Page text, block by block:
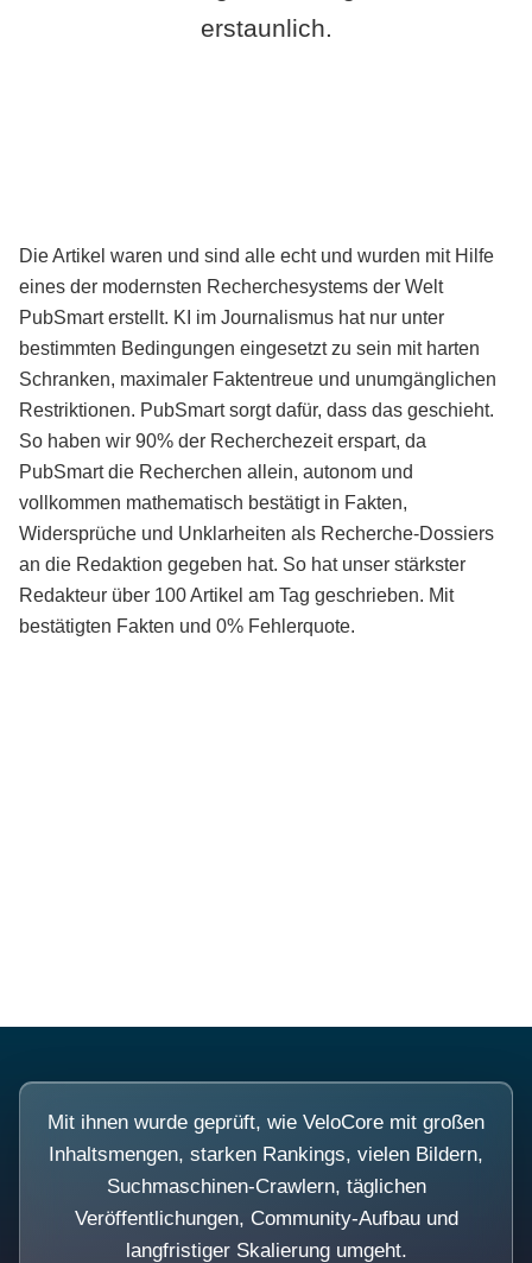
erstaunlich.
Die Artikel waren und sind alle echt und wurden mit Hilfe
eines der modernsten Recherchesystems der Welt
PubSmart erstellt. KI im Journalismus hat nur unter
bestimmten Bedingungen eingesetzt zu sein mit harten
Schranken, maximaler Faktentreue und unumgänglichen
Restriktionen. PubSmart sorgt dafür, dass das geschieht.
So haben wir 90% der Recherchezeit erspart, da
PubSmart die Recherchen allein, autonom und
vollkommen mathematisch bestätigt in Fakten,
Widersprüche und Unklarheiten als Recherche-Dossiers
an die Redaktion gegeben hat. So hat unser stärkster
Redakteur über 100 Artikel am Tag geschrieben. Mit
bestätigten Fakten und 0% Fehlerquote.
Mit ihnen wurde geprüft, wie VeloCore mit großen
Inhaltsmengen, starken Rankings, vielen Bildern,
Suchmaschinen-Crawlern, täglichen
Veröffentlichungen, Community-Aufbau und
langfristiger Skalierung umgeht.